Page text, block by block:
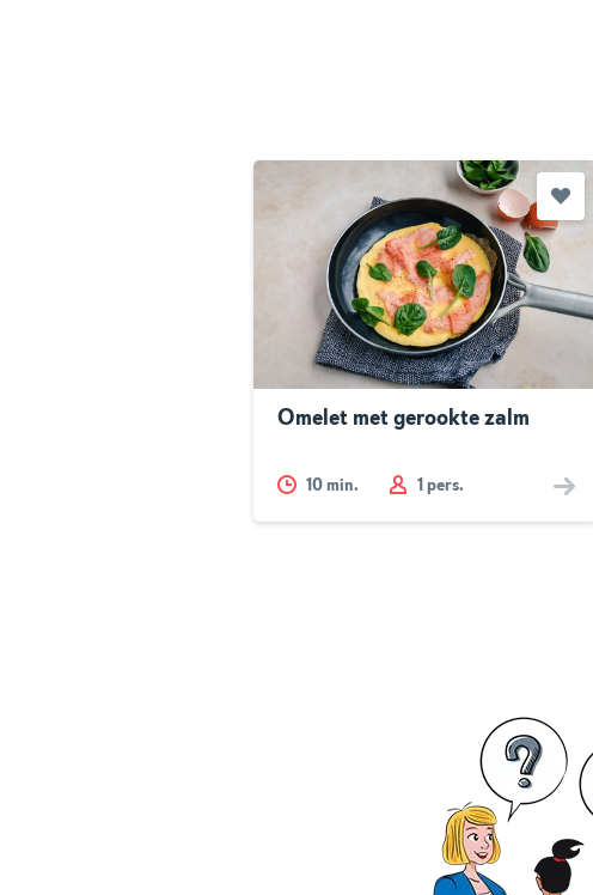
Omelet met gerookte zalm
10 min. 1 pers.